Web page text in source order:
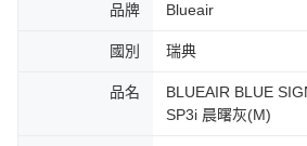
品牌 Blueair
國別 瑞典
品名
BLUEAIR BLUE
SP3i 晨曙灰(M)